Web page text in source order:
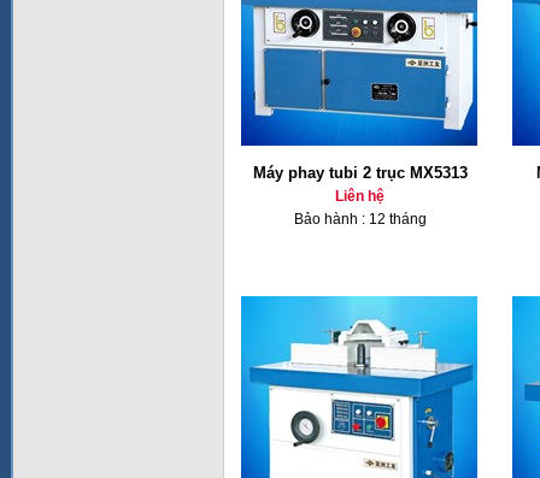
Máy phay tubi 2 trục MX5313
Liên hệ
Bảo hành : 12 tháng